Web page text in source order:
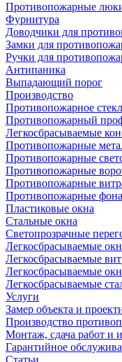
Противопожарные
Фурнитура
Доводчики для
Замки для
Ручки для
Антипаника
Выпадающий порог
Производство
Противопожарное
Противопожарный
Легкосбрасываемые
Противопожарные
Противопожарные
Противопожарные
Противопожарные
Противопожарные
Пластиковые окна
Стальные окна
Светопрозрачные
Легкосбрасываемые
Легкосбрасываемые
Легкосбрасываемые
Легкосбрасываемые
Услуги
Замер объекта и
Производство
Монтаж, сдача работ и
Гарантийное
Статьи